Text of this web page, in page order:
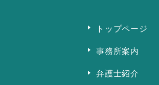
トップページ
事務所案内
弁護士紹介